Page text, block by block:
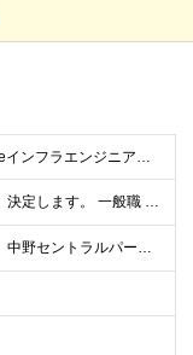
【いずれか必須】 ・Azureインフラエンジニアの経験（1年以上） ・プログラム開発の実務経験 （社会人経験3年以内であればプログラム開発未経験も可） ・アプリケーションを稼動させる仮想環境やインフ
経験・スキルを考慮の上、決定します。 一般職 想定年収430万円〜750万円 月給25万5千円〜45万円 ※別途残業代全額支給 管理職 想定年収720万円〜980万円 月給60万円〜81万5千円
東京都中野区中野4-10-2 中野セントラルパークサウス16F （将来的な就業場所の変更の範囲）会社の定める事業所への異動（総合職は転居を伴う配置転換を含む）を命じることがある。